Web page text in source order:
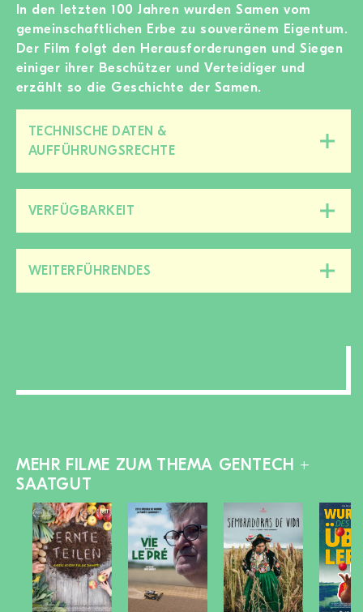
In den letzten 100 Jahren wurden Samen vom
gemeinschaftlichen Erbe zu souveränem Eigentum.
Der Film folgt den Herausforderungen und Siegen
einiger ihrer Beschützer und Verteidiger und
erzählt so die Geschichte der Samen.
TECHNISCHE DATEN &
AUFFÜHRUNGSRECHTE
VERFÜGBARKEIT
Bereich
zu-/aufklappen
WEITERFÜHRENDES
Bereich
MEHR FILME ZUM THEMA GENTECH +
SAATGUT